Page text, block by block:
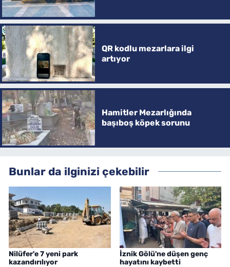
QR kodlu mezarlara ilgi
artıyor
Hamitler Mezarlığında
başıboş köpek sorunu
Bunlar da ilginizi çekebilir
Nilüfer'e 7 yeni park
kazandırılıyor
İznik Gölü'ne düşen genç
hayatını kaybetti